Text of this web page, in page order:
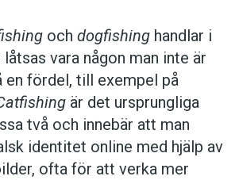
och dogfishing handlar i
vara någon man inte är
fördel, till exempel på
är det ursprungliga
två och innebär att man
identitet online med hjälp av
ofta för att verka mer